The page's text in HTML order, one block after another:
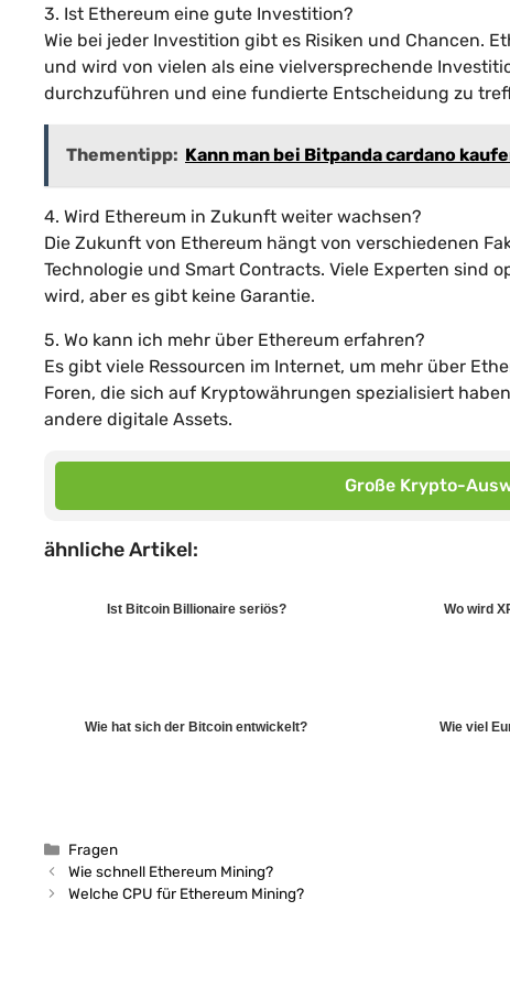
3. Ist Ethereum eine gute Investition?
Wie bei jeder Investition gibt es Risiken und Chancen.
und wird von vielen als eine vielversprechende
durchzuführen und eine fundierte Entscheidung zu
Thementipp: Kann man bei Bitpanda cardano
4. Wird Ethereum in Zukunft weiter wachsen?
Die Zukunft von Ethereum hängt von verschiedenen
Technologie und Smart Contracts. Viele Experten sind
wird, aber es gibt keine Garantie.
5. Wo kann ich mehr über Ethereum erfahren?
Es gibt viele Ressourcen im Internet, um mehr über
Foren, die sich auf Kryptowährungen spezialisiert
andere digitale Assets.
Große Krypto-
ähnliche Artikel:
Ist Bitcoin Billionaire seriös? Wo wird
Wie hat sich der Bitcoin entwickelt? Wie viel
Kategorien
Fragen
Wie schnell Ethereum Mining?
Welche CPU für Ethereum Mining?